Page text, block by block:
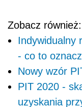
Zobacz również:
Indywidualny
- co to
Nowy wzór
PIT 2020 -
uzyskania